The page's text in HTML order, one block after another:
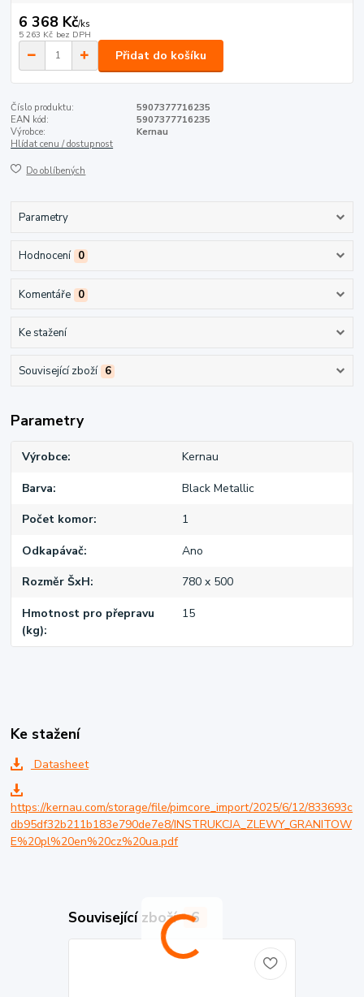
6 368 Kč/ks
5 263 Kč bez DPH
Přidat do košíku
Číslo produktu:
5907377716235
EAN kód:
5907377716235
Výrobce:
Kernau
Hlídat cenu / dostupnost
Do oblíbených
Parametry
Hodnocení 0
Komentáře 0
Ke stažení
Související zboží 6
Parametry
Výrobce Kernau
Barva Black Metallic
Počet komor 1
Odkapávač Ano
Rozměr ŠxH 780 x 500
Hmotnost pro přepravu
(kg)
15
Ke stažení
Datasheet
https://kernau.com/storage/file/pimcore_import/2025/6/12/833693c
db95df32b211b183e790de7e8/INSTRUKCJA_ZLEWY_GRANITOW
E%20pl%20en%20cz%20ua.pdf
Související zboží 6